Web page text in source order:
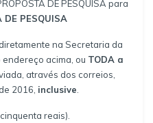
DE PESQUISA para
DE PESQUISA
na Secretaria da
acima, ou TODA a
através dos correios,
2016, inclusive
reais).